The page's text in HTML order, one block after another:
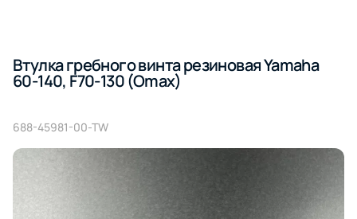
Втулка гребного винта резиновая Yamaha
60-140, F70-130 (Omax)
688-45981-00-TW